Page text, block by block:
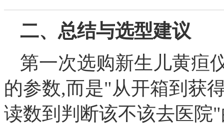
二、总结与选型建议
第一次选购新生儿黄疸
的参数,而是"从开箱到获
读数到判断该不该去医院